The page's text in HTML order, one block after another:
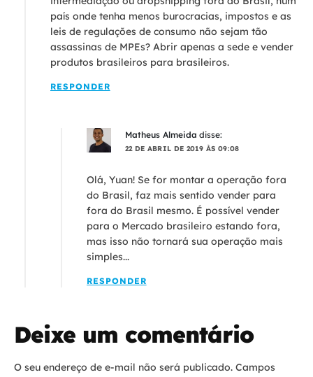
país onde tenha menos burocracias, impostos e as
leis de regulações de consumo não sejam tão
assassinas de MPEs? Abrir apenas a sede e vender
produtos brasileiros para brasileiros.
RESPONDER
Matheus Almeida disse:
22 DE ABRIL DE 2019 ÀS 09:08
Olá, Yuan! Se for montar a operação fora
do Brasil, faz mais sentido vender para
fora do Brasil mesmo. É possível vender
para o Mercado brasileiro estando fora,
mas isso não tornará sua operação mais
simples...
RESPONDER
Deixe um comentário
O seu endereço de e-mail não será publicado. Campos